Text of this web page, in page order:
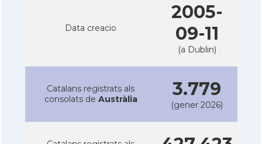
Data creacio
2005-
09-11
(a Dublin)
Catalans registrats als
consolats de Austràlia 3.779
(gener 2026)